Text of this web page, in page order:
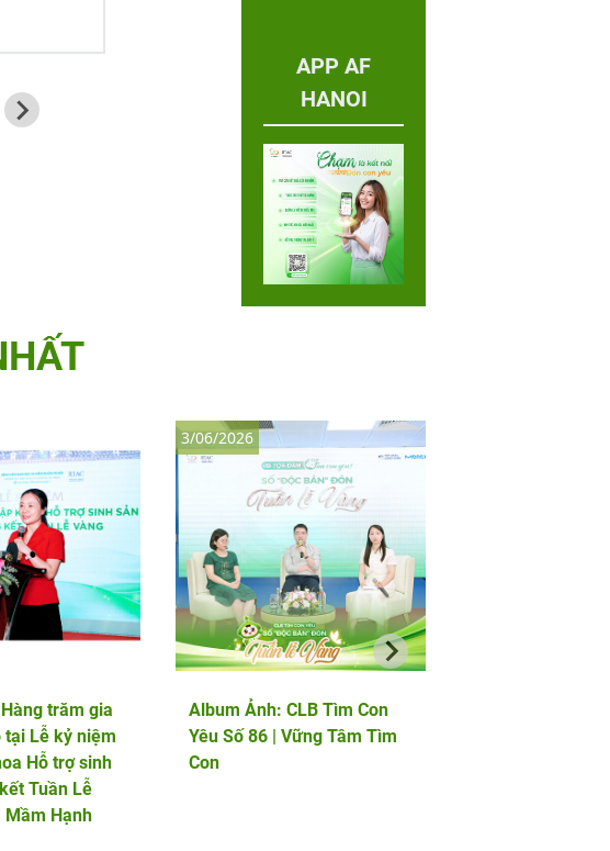
APP AF
HANOI
trăm gia
Lễ kỷ niệm
Hỗ trợ sinh
Tuần Lễ
Mầm Hạnh
Album Ảnh: CLB Tìm Con
Yêu Số 86 | Vững Tâm Tìm
Con
3/06/2026